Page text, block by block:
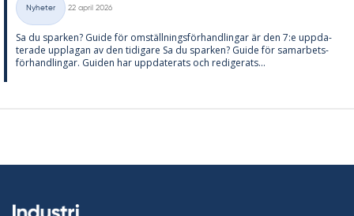
Kategorier
Nyheter
22 april 2026
Sa du spar­ken? Guide för om­ställ­nings­för­hand­ling­ar är den 7:e upp­da­
te­ra­de upp­la­gan av den ti­di­ga­re Sa du spar­ken? Guide för sam­ar­bets­
för­hand­ling­ar. Gui­den har upp­da­te­ra­ts och re­di­ge­ra­ts...